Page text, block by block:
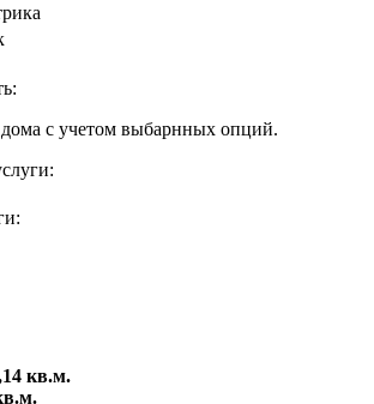
с учетом выбарнных опций.
кв.м.